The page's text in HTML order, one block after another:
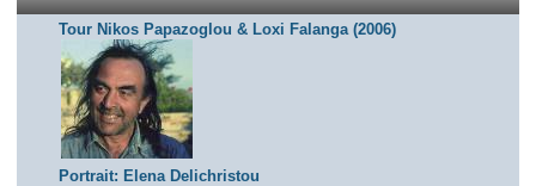
Tour Nikos Papazoglou & Loxi Falanga (2006)
Portrait: Elena Delichristou